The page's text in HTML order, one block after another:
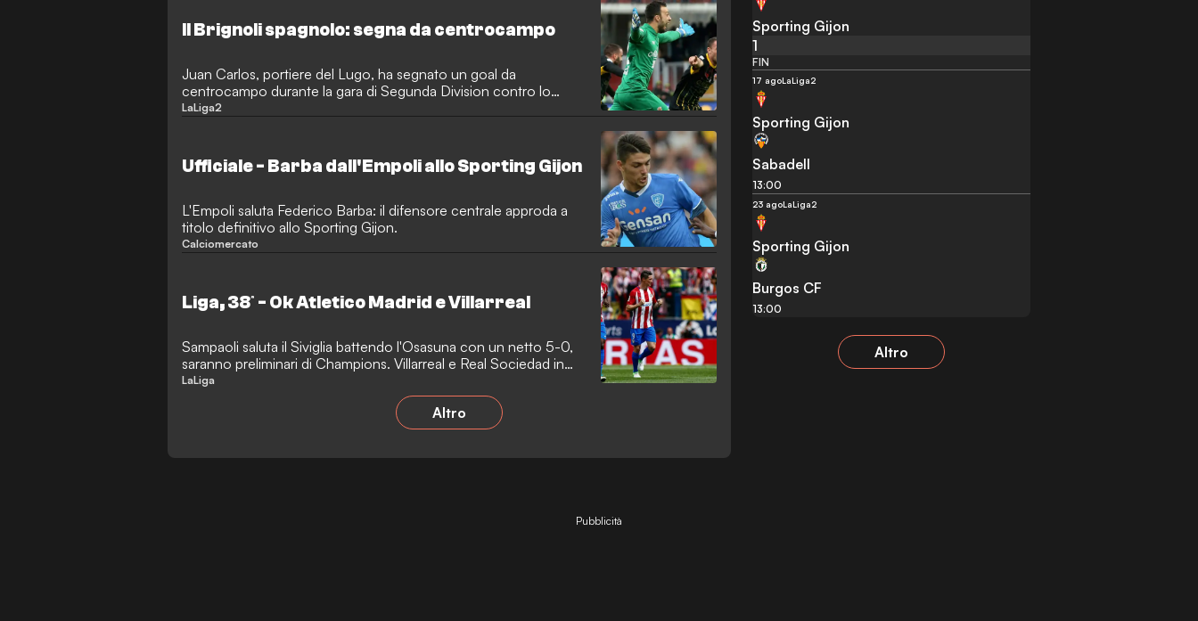
Il Brignoli spagnolo: segna da centrocampo
Juan Carlos, portiere del Lugo, ha segnato un goal da
centrocampo durante la gara di Segunda Division contro lo
Sporting Gijon.
LaLiga2
Ufficiale - Barba dall'Empoli allo Sporting Gijon
L'Empoli saluta Federico Barba: il difensore centrale approda a
titolo definitivo allo Sporting Gijon.
Calciomercato
Liga, 38ª - Ok Atletico Madrid e Villarreal
Sampaoli saluta il Siviglia battendo l'Osasuna con un netto 5-0,
saranno preliminari di Champions. Villarreal e Real Sociedad in
Europa League.
LaLiga
Altro
Pubblicità
Sporting Gijon
1
FIN
17 agoLaLiga2
Sporting Gijon
Sabadell
13:00
23 agoLaLiga2
Sporting Gijon
Burgos CF
13:00
Altro